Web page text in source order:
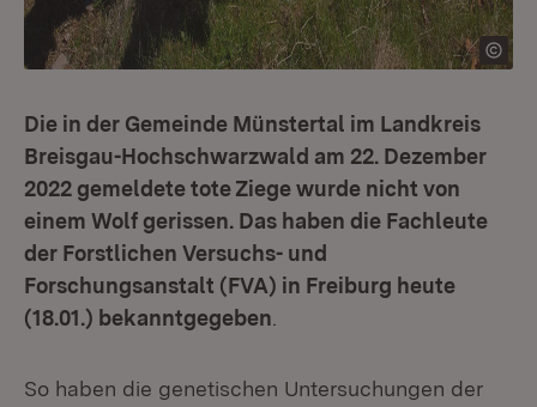
Die in der Gemeinde Münstertal im Landkreis
Breisgau-Hochschwarzwald am 22. Dezember
2022 gemeldete tote Ziege wurde nicht von
einem Wolf gerissen. Das haben die Fachleute
der Forstlichen Versuchs- und
Forschungsanstalt (FVA) in Freiburg heute
(18.01.) bekanntgegeben
So haben die genetischen Untersuchungen der